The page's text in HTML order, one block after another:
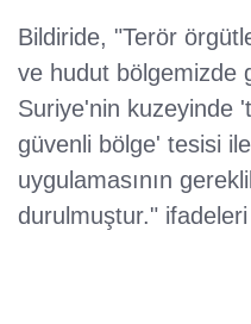
Bildiride, "Terör
ve hudut bölgemizde
Suriye'nin kuzeyinde
güvenli bölge' tesisi
uygulamasının
durulmuştur." ifadeleri